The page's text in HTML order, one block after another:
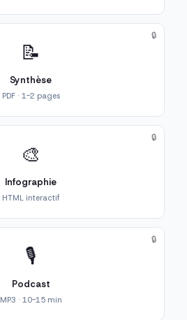
📝
Synthèse
PDF · 1-2 pages
🔒
🎨
Infographie
HTML interactif
🔒
🎙️
Podcast
MP3 · 10-15 min
🔒